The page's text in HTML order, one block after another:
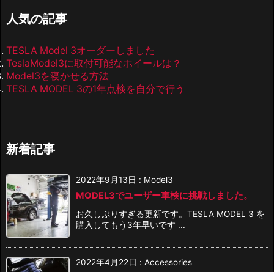
人気の記事
TESLA Model 3オーダーしました
TeslaModel3に取付可能なホイールは？
Model3を寝かせる方法
TESLA MODEL 3の1年点検を自分で行う
新着記事
2022年9月13日 : Model3
MODEL3でユーザー車検に挑戦しました。
お久しぶりすぎる更新です。TESLA MODEL 3 を
購入してもう3年早いです ...
2022年4月22日 : Accessories